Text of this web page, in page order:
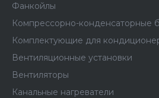
Фанкойлы
Компрессорно-конденсаторные
Комплектующие для
Вентиляционные установки
Вентиляторы
Канальные нагреватели